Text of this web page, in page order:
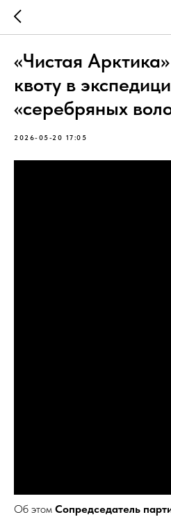
«Чистая
квоту в
«серебряных
2026-05-20 17:05
Об этом Сопредседатель